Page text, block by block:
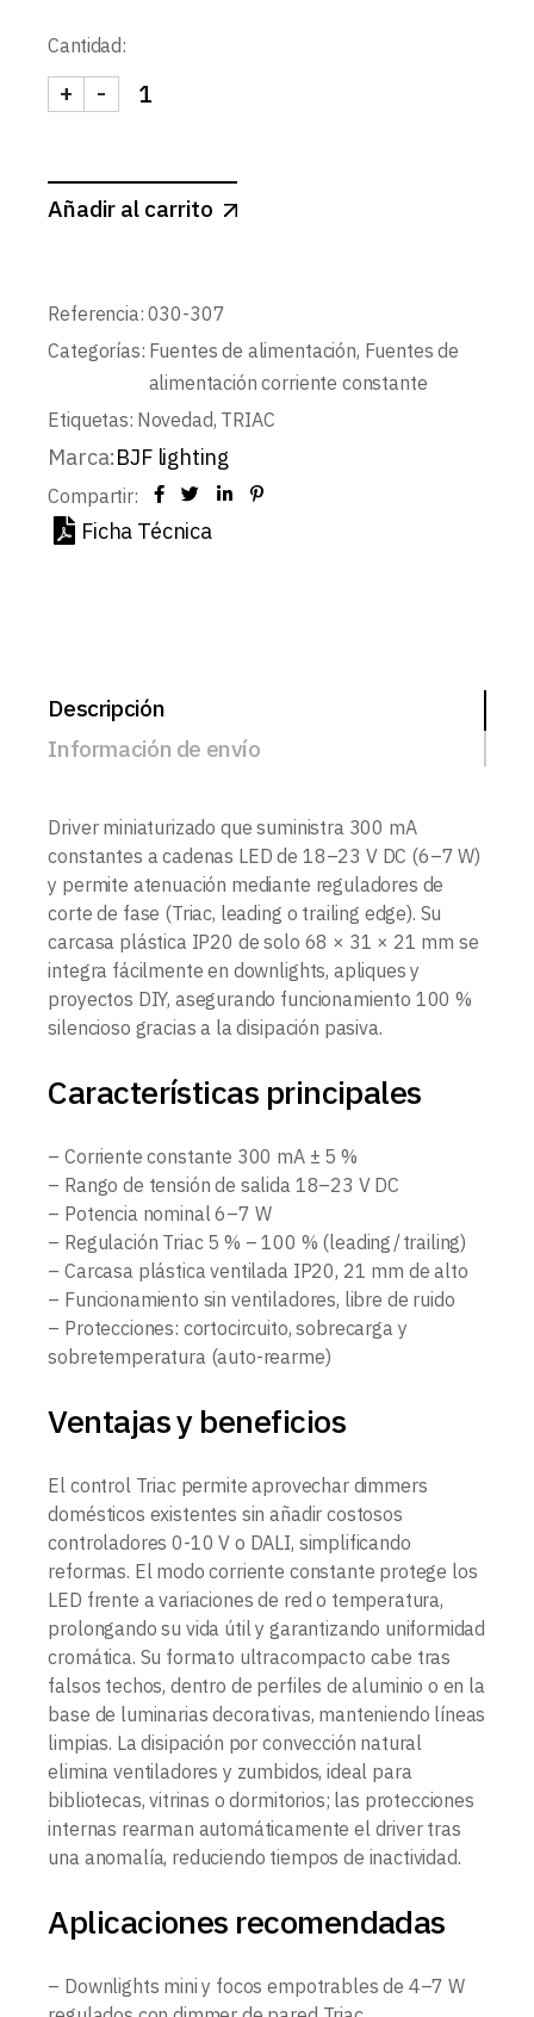
Cantidad:
FUENTE CORRIENTE CONSTANTE REGULABLE
-
+
Añadir al carrito
Referencia: 030-307
Categorías: Fuentes de alimentación, Fuentes de
alimentación corriente constante
Etiquetas: Novedad, TRIAC
Marca:BJF lighting
Compartir:
Ficha Técnica
Descripción
Información de envío
Driver miniaturizado que suministra 300 mA
constantes a cadenas LED de 18–23 V DC (6–7 W)
y permite atenuación mediante reguladores de
corte de fase (Triac, leading o trailing edge). Su
carcasa plástica IP20 de solo 68 × 31 × 21 mm se
integra fácilmente en downlights, apliques y
proyectos DIY, asegurando funcionamiento 100 %
silencioso gracias a la disipación pasiva.
Características principales
– Corriente constante 300 mA ± 5 %
– Rango de tensión de salida 18–23 V DC
– Potencia nominal 6–7 W
– Regulación Triac 5 % – 100 % (leading / trailing)
– Carcasa plástica ventilada IP20, 21 mm de alto
– Funcionamiento sin ventiladores, libre de ruido
– Protecciones: cortocircuito, sobrecarga y
sobretemperatura (auto-rearme)
Ventajas y beneficios
El control Triac permite aprovechar dimmers
domésticos existentes sin añadir costosos
controladores 0-10 V o DALI, simplificando
reformas. El modo corriente constante protege los
LED frente a variaciones de red o temperatura,
prolongando su vida útil y garantizando uniformidad
cromática. Su formato ultracompacto cabe tras
falsos techos, dentro de perfiles de aluminio o en la
base de luminarias decorativas, manteniendo líneas
limpias. La disipación por convección natural
elimina ventiladores y zumbidos, ideal para
bibliotecas, vitrinas o dormitorios; las protecciones
internas rearman automáticamente el driver tras
una anomalía, reduciendo tiempos de inactividad.
Aplicaciones recomendadas
– Downlights mini y focos empotrables de 4–7 W